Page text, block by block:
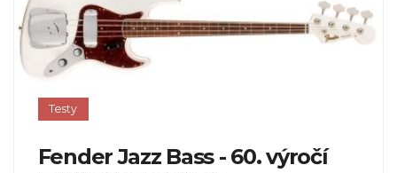
Testy
Fender Jazz Bass - 60. výročí